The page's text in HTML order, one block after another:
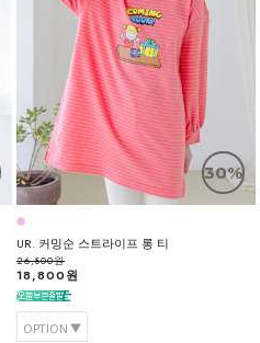
30%
UR. 커밍순 스트라이프 롱 티
26,800원
18,800원
OPTION